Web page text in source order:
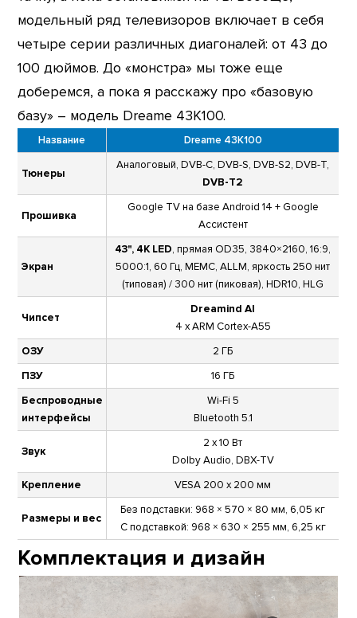
модельный ряд телевизоров включает в себя
четыре серии различных диагоналей: от 43 до
100 дюймов. До «монстра» мы тоже еще
доберемся, а пока я расскажу про «базовую
базу» – модель Dreame 43K100.
Название Dreame 43K100
Тюнеры
Аналоговый, DVB-C, DVB-S, DVB-S2, DVB-T,
DVB-T2
Прошивка
Google TV на базе Android 14 + Google
Ассистент
Экран
43", 4K LED, прямая OD35, 3840×2160, 16:9,
5000:1, 60 Гц, MEMC, ALLM, яркость 250 нит
(типовая) / 300 нит (пиковая), HDR10, HLG
Чипсет
Dreamind AI
4 x ARM Cortex-A55
ОЗУ
2 ГБ
ПЗУ
16 ГБ
Беспроводные
интерфейсы
Wi-Fi 5
Bluetooth 5.1
Звук
2 х 10 Вт
Dolby Audio, DBX-TV
Крепление
VESA 200 х 200 мм
Размеры и вес
Без подставки: 968 × 570 × 80 мм, 6,05 кг
С подставкой: 968 × 630 × 255 мм, 6,25 кг
Комплектация и дизайн